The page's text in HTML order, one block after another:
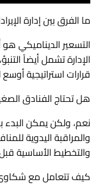
ما الفرق بين إدارة
التسعير الديناميكي هو
الإدارة تشمل أيضاً
قرارات استراتيجية
هل تحتاج الفنادق
نعم، ولكن يمكن البدء
والمراقبة اليدوية
والتخطيط الأساسية
كيف تتعامل مع